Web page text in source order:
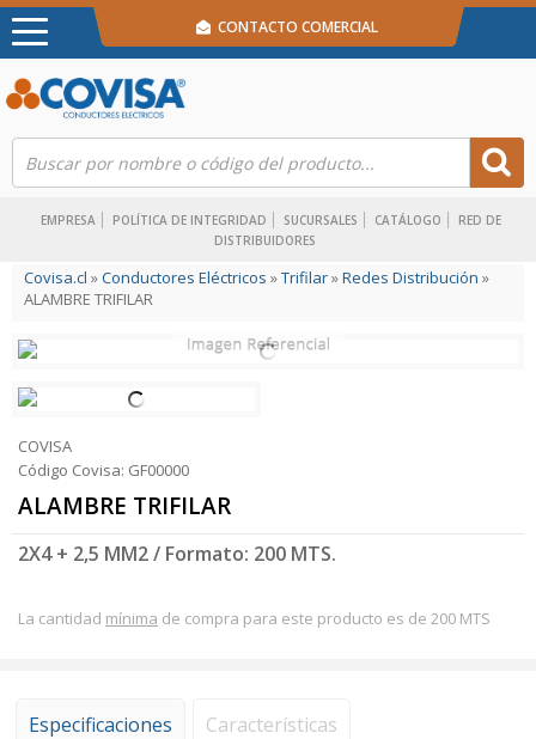
EMPRESA POLÍTICA DE INTEGRIDAD SUCURSALES CATÁLOGO
RED DE
DISTRIBUIDORES
CONTACTO COMERCIAL
Covisa.cl »Conductores Eléctricos »Trifilar»Redes Distribución »
ALAMBRE TRIFILAR
COVISA
Código Covisa: GF00000
ALAMBRE TRIFILAR
2X4 + 2,5 MM2 / Formato: 200 MTS.
La cantidad mínima de compra para este producto es de 200 MTS
Especificaciones Características